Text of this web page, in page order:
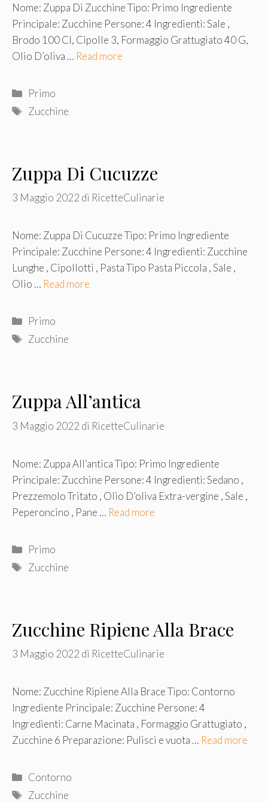
Nome: Zuppa Di Zucchine Tipo: Primo Ingrediente
Principale: Zucchine Persone: 4 Ingredienti: Sale ,
Brodo 100 Cl, Cipolle 3, Formaggio Grattugiato 40 G,
Olio D’oliva … Read more
Categorie
Primo
Tag
Zucchine
Zuppa Di Cucuzze
3 Maggio 2022 di RicetteCulinarie
Nome: Zuppa Di Cucuzze Tipo: Primo Ingrediente
Principale: Zucchine Persone: 4 Ingredienti: Zucchine
Lunghe , Cipollotti , Pasta Tipo Pasta Piccola , Sale ,
Olio … Read more
Categorie
Primo
Tag
Zucchine
Zuppa All’antica
3 Maggio 2022 di RicetteCulinarie
Nome: Zuppa All’antica Tipo: Primo Ingrediente
Principale: Zucchine Persone: 4 Ingredienti: Sedano ,
Prezzemolo Tritato , Olio D’oliva Extra-vergine , Sale ,
Peperoncino , Pane … Read more
Categorie
Primo
Tag
Zucchine
Zucchine Ripiene Alla Brace
3 Maggio 2022 di RicetteCulinarie
Nome: Zucchine Ripiene Alla Brace Tipo: Contorno
Ingrediente Principale: Zucchine Persone: 4
Ingredienti: Carne Macinata , Formaggio Grattugiato ,
Zucchine 6 Preparazione: Pulisci e vuota … Read more
Categorie
Contorno
Tag
Zucchine